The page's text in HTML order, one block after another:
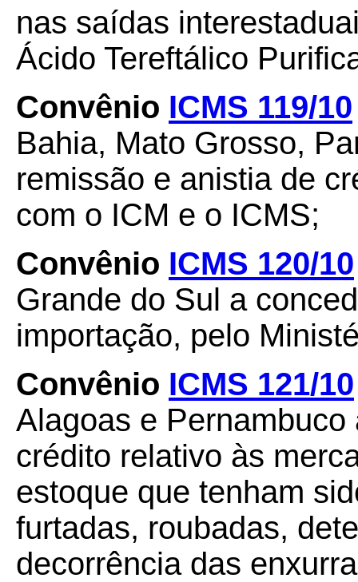
nas saídas
Ácido Tereftálico
Convênio ICMS 119/10
Bahia, Mato Grosso,
remissão e anistia de
com o ICM e o ICMS;
Convênio ICMS 120/10
Grande do Sul a
importação, pelo
Convênio ICMS 121/10
Alagoas e
crédito relativo às
estoque que tenham
furtadas, roubadas,
decorrência das